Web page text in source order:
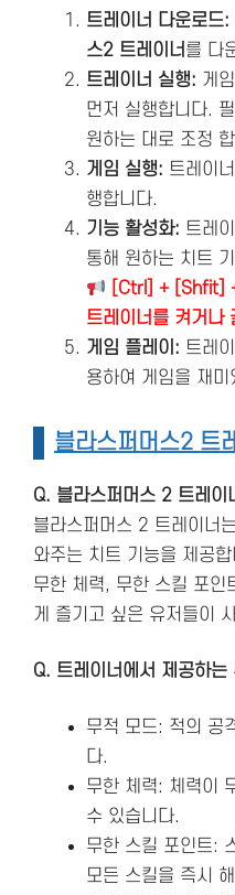
트레이너 다운로드
스2 트레이너 를 다
트레이너 실행: 게
먼저 실행합니다.
원하는 대로 조정
게임 실행: 트레이
행합니다.
기능 활성화: 트레
통해 원하는 치트
[Ctrl] + [Shfit]
트레이너를 켜거나
게임 플레이: 트레
용하여 게임을 재
블라스퍼머스2 트
Q. 블라스퍼머스 2 트레이
블라스퍼머스 2 트레이너
와주는 치트 기능을 제공
무한 체력, 무한 스킬 포인
게 즐기고 싶은 유저들이
Q. 트레이너에서 제공하
무적 모드: 적의 공
다.
무한 체력: 체력이
수 있습니다.
무한 스킬 포인트:
모든 스킬을 즉시